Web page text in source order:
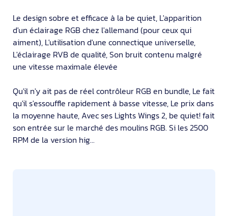
Le design sobre et efficace à la be quiet, L'apparition
d'un éclairage RGB chez l'allemand (pour ceux qui
aiment), L'utilisation d'une connectique universelle,
L'éclairage RVB de qualité, Son bruit contenu malgré
une vitesse maximale élevée
Qu'il n'y ait pas de réel contrôleur RGB en bundle, Le fait
qu'il s'essouffle rapidement à basse vitesse, Le prix dans
la moyenne haute, Avec ses Lights Wings 2, be quiet! fait
son entrée sur le marché des moulins RGB. Si les 2500
RPM de la version hig...